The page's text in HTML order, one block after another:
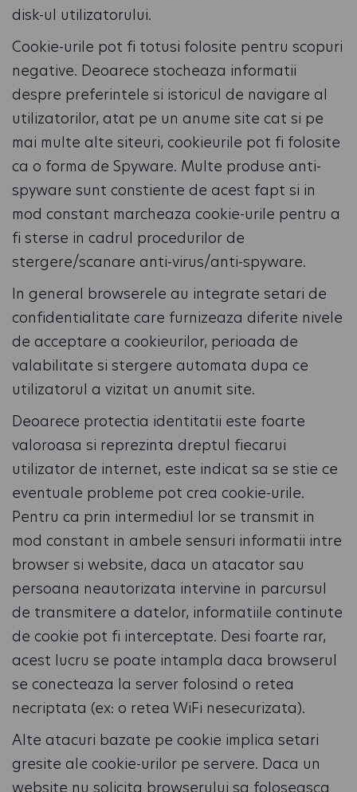
disk-ul utilizatorului.
Cookie-urile pot fi totusi folosite pentru scopuri
negative. Deoarece stocheaza informatii
despre preferintele si istoricul de navigare al
utilizatorilor, atat pe un anume site cat si pe
mai multe alte siteuri, cookieurile pot fi folosite
ca o forma de Spyware. Multe produse anti-
spyware sunt constiente de acest fapt si in
mod constant marcheaza cookie-urile pentru a
fi sterse in cadrul procedurilor de
stergere/scanare anti-virus/anti-spyware.
In general browserele au integrate setari de
confidentialitate care furnizeaza diferite nivele
de acceptare a cookieurilor, perioada de
valabilitate si stergere automata dupa ce
utilizatorul a vizitat un anumit site.
Deoarece protectia identitatii este foarte
valoroasa si reprezinta dreptul fiecarui
utilizator de internet, este indicat sa se stie ce
eventuale probleme pot crea cookie-urile.
Pentru ca prin intermediul lor se transmit in
mod constant in ambele sensuri informatii intre
browser si website, daca un atacator sau
persoana neautorizata intervine in parcursul
de transmitere a datelor, informatiile continute
de cookie pot fi interceptate. Desi foarte rar,
acest lucru se poate intampla daca browserul
se conecteaza la server folosind o retea
necriptata (ex: o retea WiFi nesecurizata).
Alte atacuri bazate pe cookie implica setari
gresite ale cookie-urilor pe servere. Daca un
website nu solicita browserului sa foloseasca